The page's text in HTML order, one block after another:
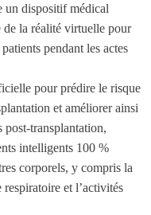
un dispositif médical
la réalité virtuelle pour
pendant les actes
pour prédire le risque
et améliorer ainsi
post-transplantation,
intelligents 100 %
corporels, y compris la
et l’activités